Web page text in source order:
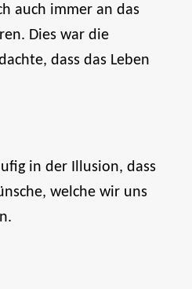
auch immer an das
Dies war die
dass das Leben
in der Illusion, dass
welche wir uns